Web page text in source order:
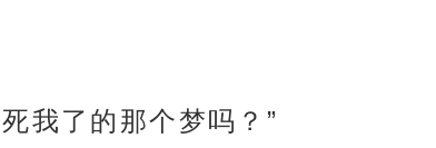
我了的那个梦吗？”